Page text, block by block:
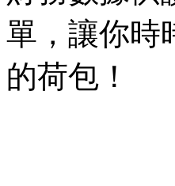
單，讓你時
的荷包！